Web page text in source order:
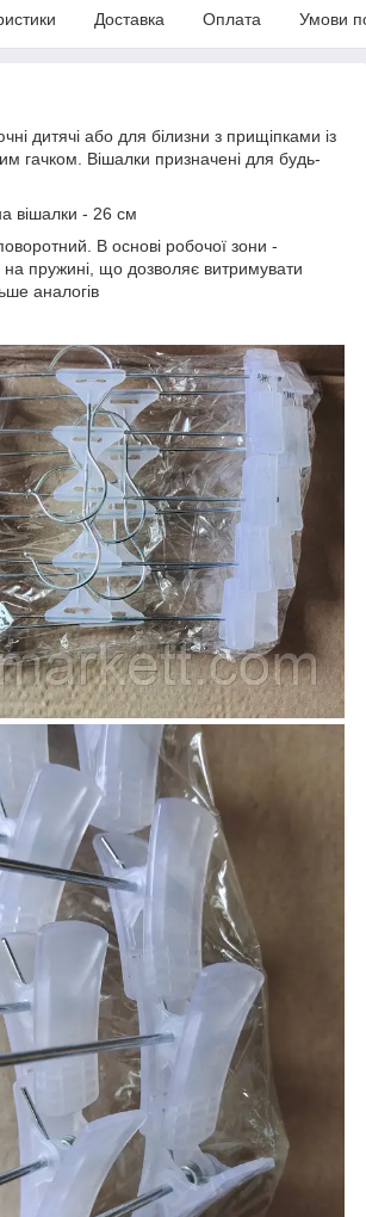
Доставка Оплата Умови
дитячі або для білизни з прищіпками із
гачком. Вішалки призначені для будь-
вішалки - 26 см
В основі робочої зони -
на пружині, що дозволяє витримувати
аналогів